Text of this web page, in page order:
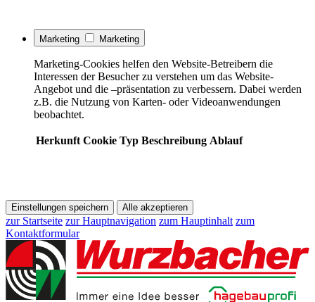
Marketing Marketing
Marketing-Cookies helfen den Website-Betreibern die
Interessen der Besucher zu verstehen um das Website-
Angebot und die –präsentation zu verbessern. Dabei werden
z.B. die Nutzung von Karten- oder Videoanwendungen
beobachtet.
Herkunft Cookie Typ Beschreibung Ablauf
Einstellungen speichern Alle akzeptieren
zur Startseite zur Hauptnavigation zum Hauptinhalt zum
Kontaktformular